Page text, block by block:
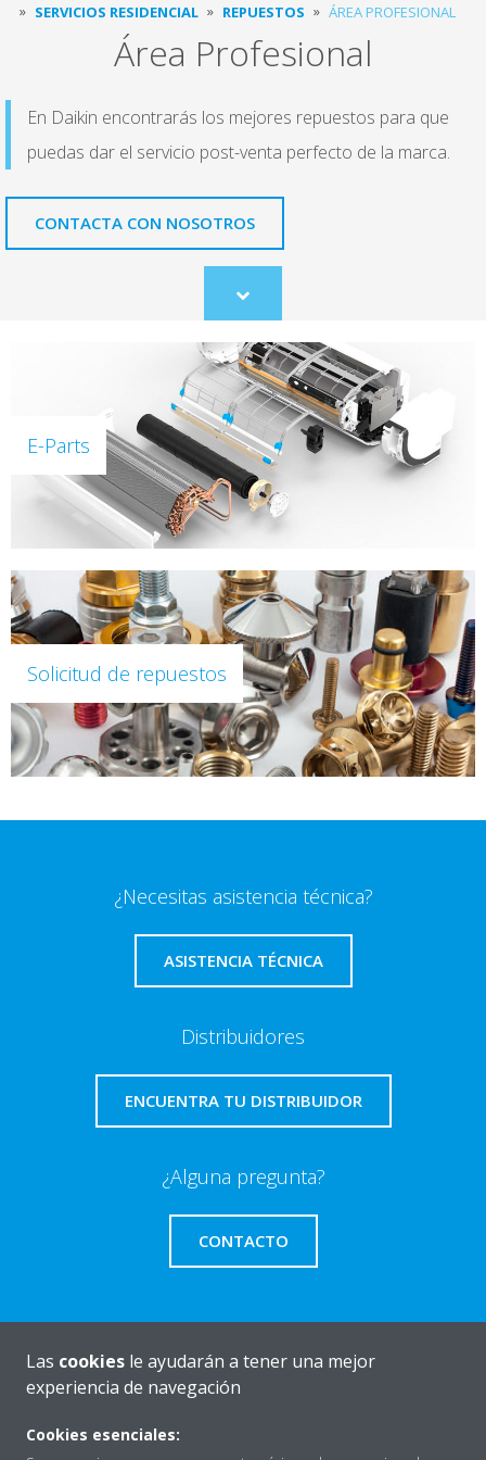
SERVICIOS RESIDENCIAL
REPUESTOS ÁREA PROFESIONAL
Área Profesional
En Daikin encontrarás los mejores repuestos para que
puedas dar el servicio post-venta perfecto de la marca.
CONTACTA CON NOSOTROS
Scroll
to
content
E-Parts
Solicitud de repuestos
¿Necesitas asistencia técnica?
ASISTENCIA TÉCNICA
Distribuidores
ENCUENTRA TU DISTRIBUIDOR
¿Alguna pregunta?
CONTACTO
Quiénes somos
Destacados
Las cookies le ayudarán a tener una mejor
experiencia de navegación
Cookies esenciales: